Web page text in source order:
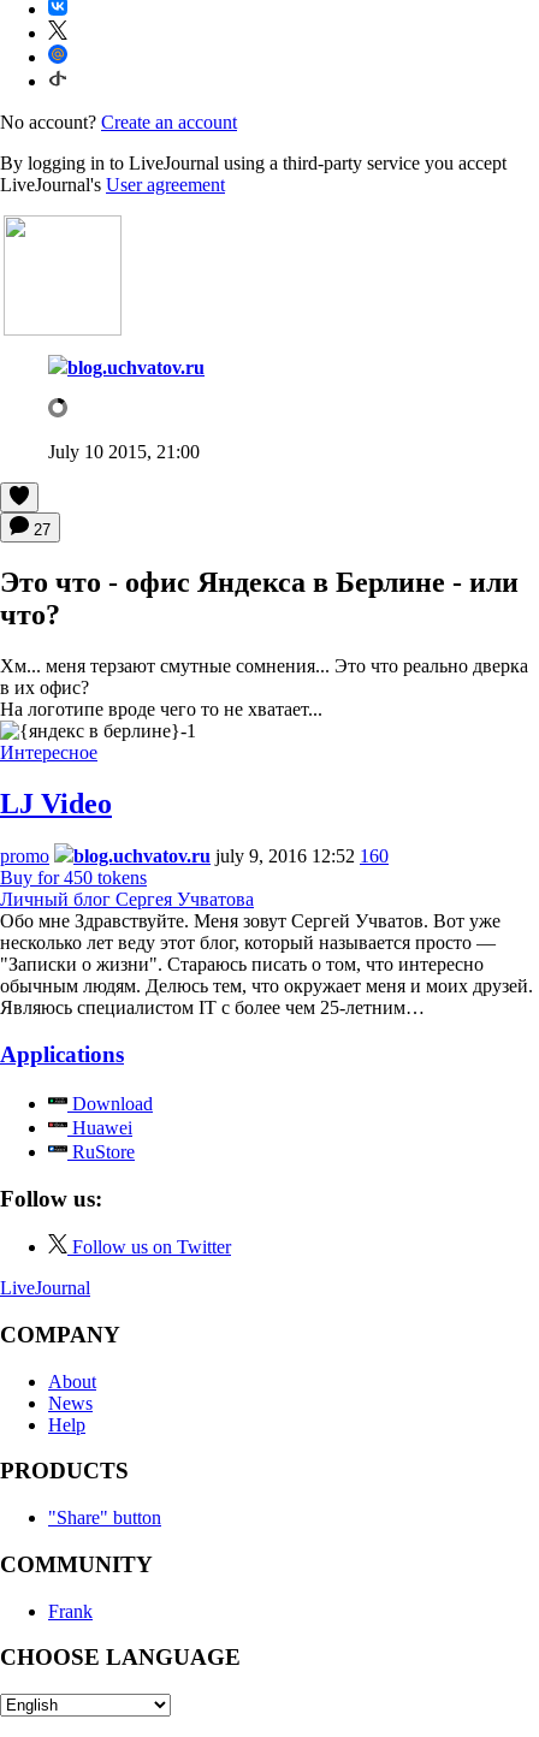
No account? Create an account
By logging in to LiveJournal using a third-party service you accept
LiveJournal's User agreement
blog.uchvatov.ru
July 10 2015, 21:00
27
Это что - офис Яндекса в Берлине - или
что?
Хм... меня терзают смутные сомнения... Это что реально дверка
в их офис?
На логотипе вроде чего то не хватает...
Интересное
LJ Video
promo blog.uchvatov.ru july 9, 2016 12:52 160
Buy for 450 tokens
Личный блог Сергея Учватова
Обо мне Здравствуйте. Меня зовут Сергей Учватов. Вот уже
несколько лет веду этот блог, который называется просто —
"Записки о жизни". Стараюсь писать о том, что интересно
обычным людям. Делюсь тем, что окружает меня и моих друзей.
Являюсь специалистом IT с более чем 25-летним…
Applications
Download
Huawei
RuStore
Follow us:
Follow us on Twitter
LiveJournal
COMPANY
About
News
Help
PRODUCTS
"Share" button
COMMUNITY
Frank
CHOOSE LANGUAGE